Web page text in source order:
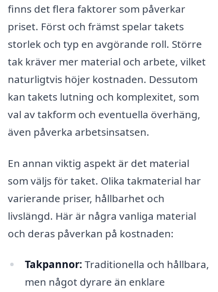
finns det flera faktorer som påverkar
priset. Först och främst spelar takets
storlek och typ en avgörande roll. Större
tak kräver mer material och arbete, vilket
naturligtvis höjer kostnaden. Dessutom
kan takets lutning och komplexitet, som
val av takform och eventuella överhäng,
även påverka arbetsinsatsen.
En annan viktig aspekt är det material
som väljs för taket. Olika takmaterial har
varierande priser, hållbarhet och
livslängd. Här är några vanliga material
och deras påverkan på kostnaden:
Takpannor: Traditionella och hållbara,
men något dyrare än enklare